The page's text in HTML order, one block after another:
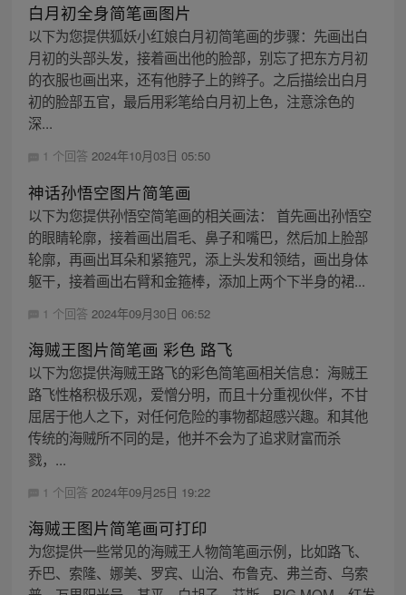
白月初全身简笔画图片
以下为您提供狐妖小红娘白月初简笔画的步骤：先画出白
月初的头部头发，接着画出他的脸部，别忘了把东方月初
的衣服也画出来，还有他脖子上的辫子。之后描绘出白月
初的脸部五官，最后用彩笔给白月初上色，注意涂色的
深...
1 个回答 2024年10月03日 05:50
神话孙悟空图片简笔画
以下为您提供孙悟空简笔画的相关画法： 首先画出孙悟空
的眼睛轮廓，接着画出眉毛、鼻子和嘴巴，然后加上脸部
轮廓，再画出耳朵和紧箍咒，添上头发和领结，画出身体
躯干，接着画出右臂和金箍棒，添加上两个下半身的裙...
1 个回答 2024年09月30日 06:52
海贼王图片简笔画 彩色 路飞
以下为您提供海贼王路飞的彩色简笔画相关信息：海贼王
路飞性格积极乐观，爱憎分明，而且十分重视伙伴，不甘
屈居于他人之下，对任何危险的事物都超感兴趣。和其他
传统的海贼所不同的是，他并不会为了追求财富而杀
戮，...
1 个回答 2024年09月25日 19:22
海贼王图片简笔画可打印
为您提供一些常见的海贼王人物简笔画示例，比如路飞、
乔巴、索隆、娜美、罗宾、山治、布鲁克、弗兰奇、乌索